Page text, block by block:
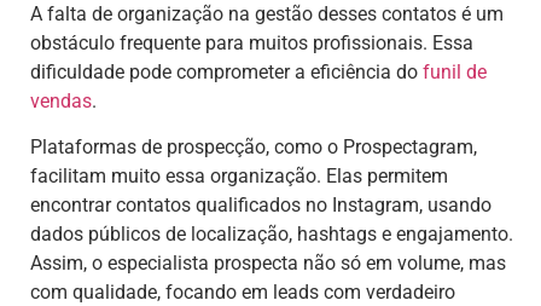
A falta de organização na gestão desses contatos é um
obstáculo frequente para muitos profissionais. Essa
dificuldade pode comprometer a eficiência do funil de
vendas.
Plataformas de prospecção, como o Prospectagram,
facilitam muito essa organização. Elas permitem
encontrar contatos qualificados no Instagram, usando
dados públicos de localização, hashtags e engajamento.
Assim, o especialista prospecta não só em volume, mas
com qualidade, focando em leads com verdadeiro